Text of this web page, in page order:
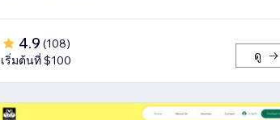
4.9 (108)
เริ่มต้นที่ $100
ดู